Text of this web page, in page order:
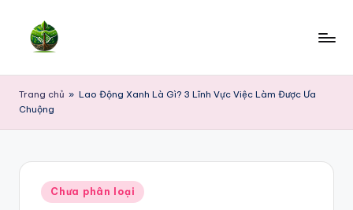
Trang chủ » Lao Động Xanh Là Gì? 3 Lĩnh Vực Việc Làm Được Ưa
Chuộng
Posted
in
Chưa phân loại